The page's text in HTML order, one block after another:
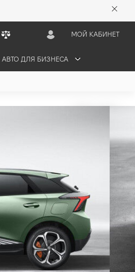
МОЙ КАБИНЕТ
АВТО ДЛЯ БИЗНЕСА
ОБМЕНЯТЬ СВОЕ АВТО
Показать все особенности